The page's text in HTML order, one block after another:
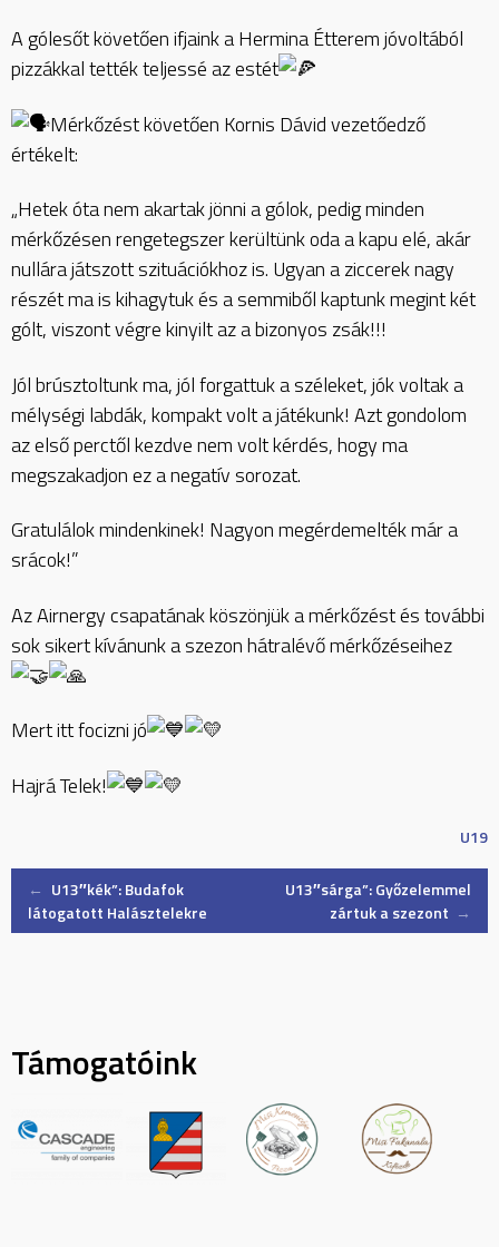
A gólesőt követően ifjaink a Hermina Étterem jóvoltából
pizzákkal tették teljessé az estét
Mérkőzést követően Kornis Dávid vezetőedző
értékelt:
„Hetek óta nem akartak jönni a gólok, pedig minden
mérkőzésen rengetegszer kerültünk oda a kapu elé, akár
nullára játszott szituációkhoz is. Ugyan a ziccerek nagy
részét ma is kihagytuk és a semmiből kaptunk megint két
gólt, viszont végre kinyilt az a bizonyos zsák!!!
Jól brúsztoltunk ma, jól forgattuk a széleket, jók voltak a
mélységi labdák, kompakt volt a játékunk! Azt gondolom
az első perctől kezdve nem volt kérdés, hogy ma
megszakadjon ez a negatív sorozat.
Gratulálok mindenkinek! Nagyon megérdemelték már a
srácok!”
Az Airnergy csapatának köszönjük a mérkőzést és további
sok sikert kívánunk a szezon hátralévő mérkőzéseihez
Mert itt focizni jó
Hajrá Telek!
U19
Post
← U13″kék”: Budafok
látogatott Halásztelekre
U13″sárga”: Győzelemmel
zártuk a szezont →
Támogatóink